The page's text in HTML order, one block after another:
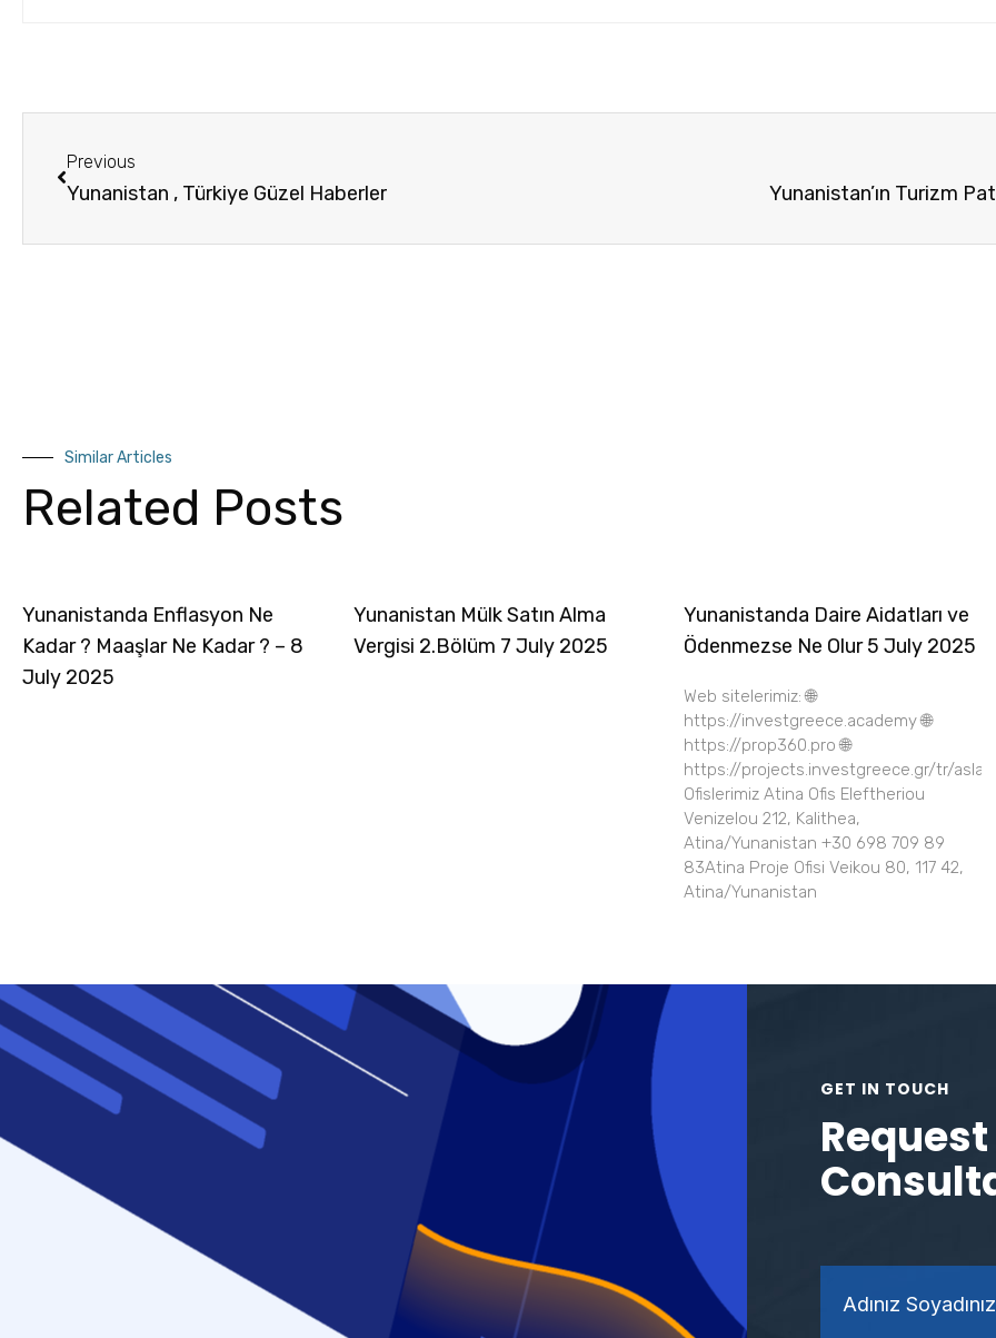
Previous
Yunanistan , Türkiye Güzel Haberler Yunanistan’ın Turizm
Similar Articles
Related Posts
Yunanistanda Enflasyon Ne
Kadar ? Maaşlar Ne Kadar ? – 8
July 2025
Yunanistan Mülk Satın Alma
Vergisi 2.Bölüm 7 July 2025
Yunanistanda Daire Aidatları ve
Ödenmezse Ne Olur 5 July 2025
Web sitelerimiz: 🌐
https://investgreece.academy 🌐
https://prop360.pro 🌐
https://projects.investgreece.gr/tr/
Ofislerimiz Atina Ofis Eleftheriou
Venizelou 212, Kalithea,
Atina/Yunanistan +30 698 709 89
83Atina Proje Ofisi Veikou 80, 117 42,
Atina/Yunanistan
GET IN TOUCH